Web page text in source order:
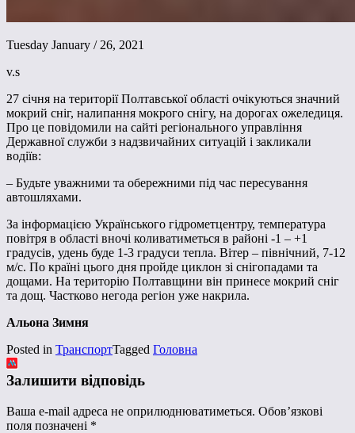
Tuesday January / 26, 2021
v.s
27 січня на території Полтавської області очікуються значний
мокрий сніг, налипання мокрого снігу, на дорогах ожеледиця.
Про це повідомили на сайті регіонального управління
Державної служби з надзвичайних ситуацій і закликали
водіїв:
– Будьте уважними та обережними під час пересування
автошляхами.
За інформацією Українського гідрометцентру, температура
повітря в області вночі коливатиметься в районі -1 – +1
градусів, удень буде 1-3 градуси тепла. Вітер – північний, 7-12
м/с. По країні цього дня пройде циклон зі снігопадами та
дощами. На територію Полтавщини він принесе мокрий сніг
та дощ. Частково негода регіон уже накрила.
Альона Зимня
Posted in ТранспортTagged Головна
Залишити відповідь
Ваша e-mail адреса не оприлюднюватиметься. Обов’язкові
поля позначені *